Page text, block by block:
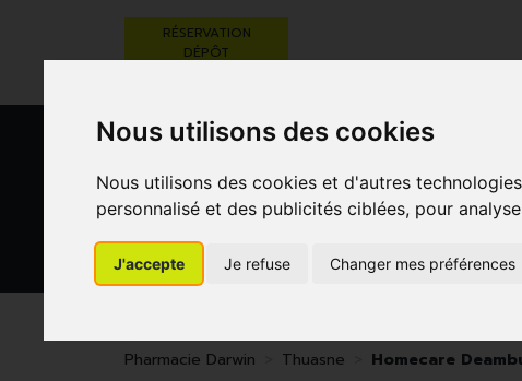
Nous utilisons des cookies
Nous utilisons des cookies et d'autres
personnalisé et des publicités ciblées, pour
J'accepte Je refuse Changer mes préférences
RÉSERVATION
DÉPÔT
BEAUTÉ,
Pharmacie Darwin Thuasne Homecare